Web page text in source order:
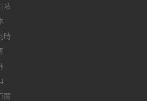
坡
時
蘭